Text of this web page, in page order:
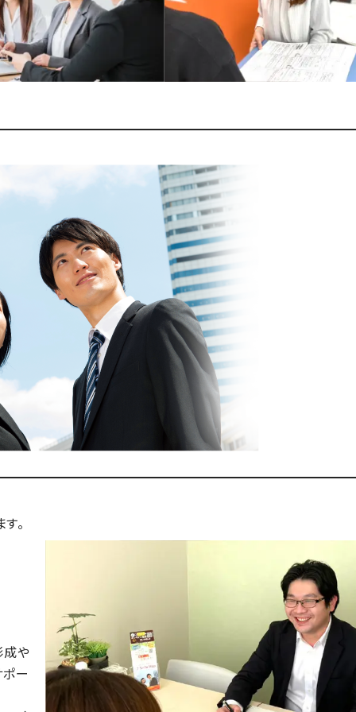
。
成や
ー